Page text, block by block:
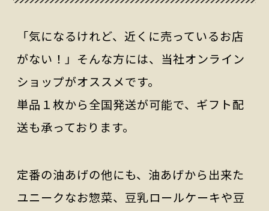
「気になるけれど、近くに売っているお店
がない！」そんな方には、当社オンライン
ショップがオススメです。
単品１枚から全国発送が可能で、ギフト配
送も承っております。
定番の油あげの他にも、油あげから出来た
ユニークなお惣菜、豆乳ロールケーキや豆